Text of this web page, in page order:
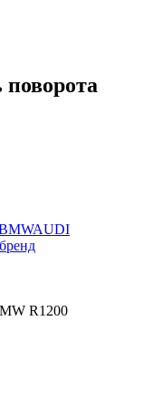
AUDI
R1200